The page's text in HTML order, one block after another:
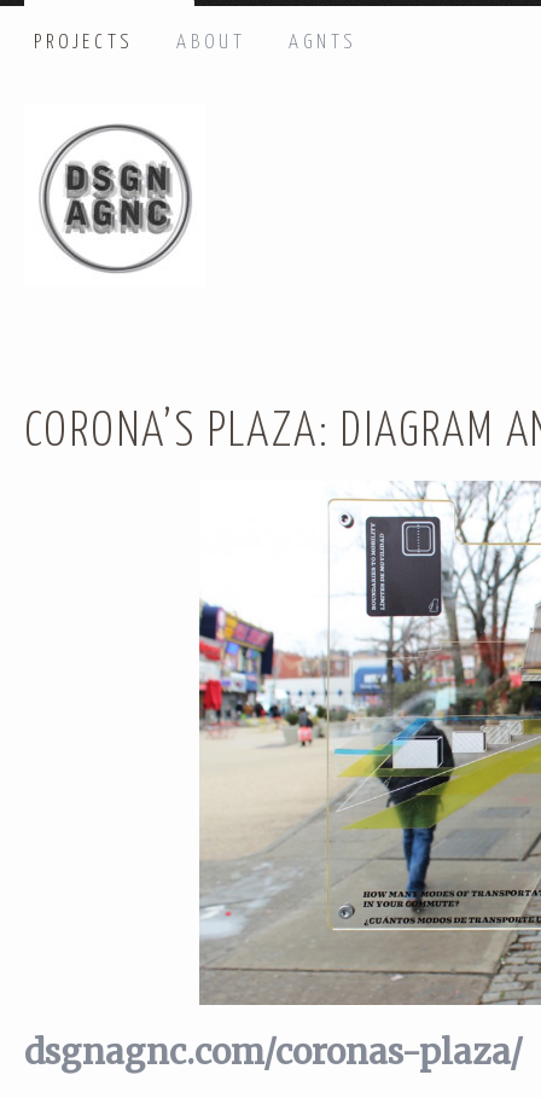
Email: *
PROJECTS ABOUT AGNTS
CORONA’S PLAZA: DIAGRAM
dsgnagnc.com/coronas-plaza/